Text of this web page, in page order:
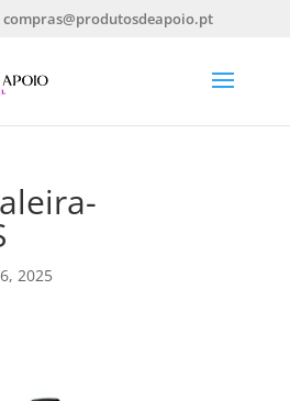
compras@produtosdeapoio.pt
2025